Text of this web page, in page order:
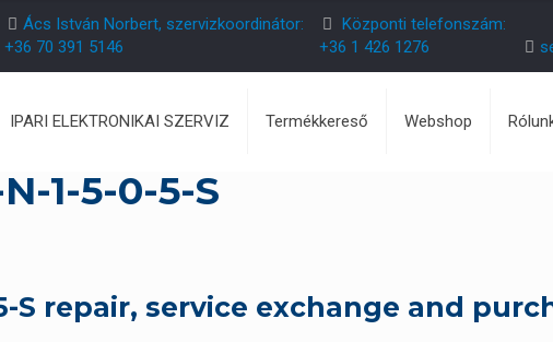
Ács István Norbert, szervizkoordinátor:
+36 70 391 5146
Központi telefonszám:
+36 1 426 1276
IPARI ELEKTRONIKAI SZERVIZ Termékkereső Webshop
1-5-0-5-S
5-S repair, service exchange and